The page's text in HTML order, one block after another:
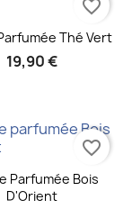
rapide
Thé Vert
19,90 €
favorite_border
rapide
Parfumée Bois
D'Orient
favorite_border